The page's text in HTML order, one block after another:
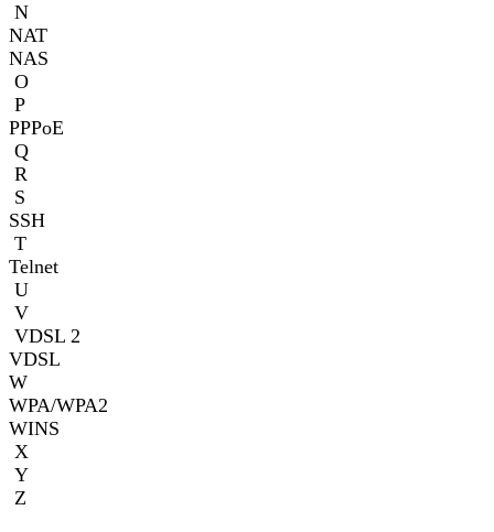
N
NAT
NAS
O
P
PPPoE
Q
R
S
SSH
T
Telnet
U
V
VDSL 2
VDSL
W
WPA/WPA2
WINS
X
Y
Z